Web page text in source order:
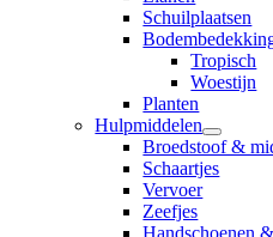
Schuilplaatsen
Tropisch
Woestijn
Planten
Hulpmiddelen
Broedstoof &
Schaartjes
Vervoer
Zeefjes